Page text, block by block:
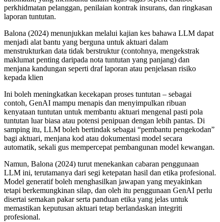
perkhidmatan pelanggan, penilaian kontrak insurans, dan ringkasan
laporan tuntutan.
Balona (2024) menunjukkan melalui kajian kes bahawa LLM dapat
menjadi alat bantu yang berguna untuk aktuari dalam
menstrukturkan data tidak berstruktur (contohnya, mengekstrak
maklumat penting daripada nota tuntutan yang panjang) dan
menjana kandungan seperti draf laporan atau penjelasan risiko
kepada klien​
Ini boleh meningkatkan kecekapan proses tuntutan – sebagai
contoh, GenAI mampu menapis dan menyimpulkan ribuan
kenyataan tuntutan untuk membantu aktuari mengenal pasti pola
tuntutan luar biasa atau potensi penipuan dengan lebih pantas. Di
samping itu, LLM boleh bertindak sebagai “pembantu pengekodan”
bagi aktuari, menjana kod atau dokumentasi model secara
automatik, sekali gus mempercepat pembangunan model kewangan.
Namun, Balona (2024) turut menekankan cabaran penggunaan
LLM ini, terutamanya dari segi ketepatan hasil dan etika profesional.
Model generatif boleh menghasilkan jawapan yang meyakinkan
tetapi berkemungkinan silap, dan oleh itu penggunaan GenAI perlu
disertai semakan pakar serta panduan etika yang jelas untuk
memastikan keputusan aktuari tetap berlandaskan integriti
profesional​.